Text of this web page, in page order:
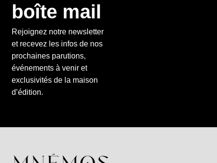
boîte mail
Rejoignez notre newsletter
et recevez les infos de nos
prochaines parutions,
événements à venir et
exclusivités de la maison
d’édition.